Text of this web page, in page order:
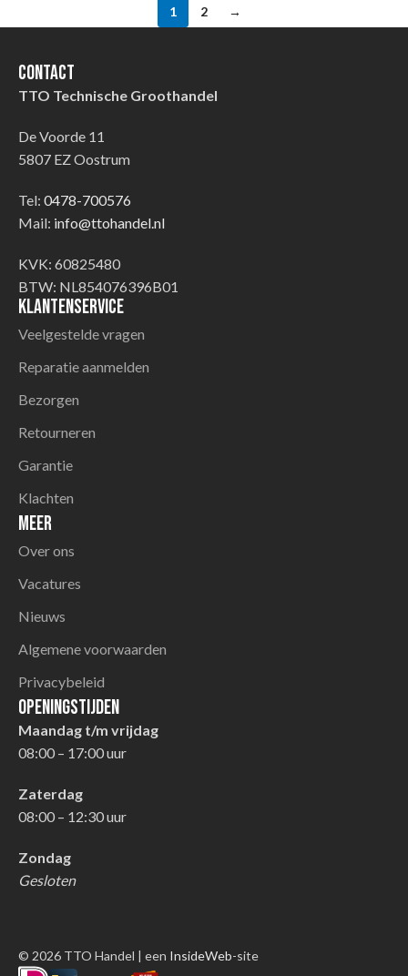
1 2 →
Contact
TTO Technische Groothandel
De Voorde 11
5807 EZ Oostrum
Tel: 0478-700576
Mail: info@ttohandel.nl
KVK: 60825480
BTW: NL854076396B01
Klantenservice
Veelgestelde vragen
Reparatie aanmelden
Bezorgen
Retourneren
Garantie
Klachten
Meer
Over ons
Vacatures
Nieuws
Algemene voorwaarden
Privacybeleid
Openingstijden
Maandag t/m vrijdag
08:00 – 17:00 uur
Zaterdag
08:00 – 12:30 uur
Zondag
Gesloten
© 2026 TTO Handel | een InsideWeb-site